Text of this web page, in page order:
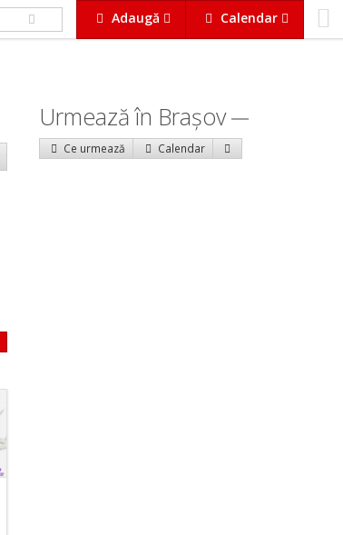
Adaugă Calendar
Urmează în Braşov
Ce urmează Calendar